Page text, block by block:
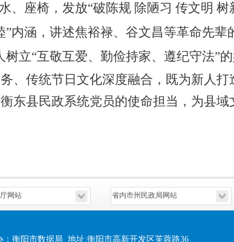
、座椅，发放“破陈规 除陋习 传文明
内涵，讲述焦裕禄、谷文昌等革命先辈
立“互敬互爱、勤俭持家、遵纪守法”的
、传统节日文化深度融合，既为新人打
东县民政系统党员的使命担当，为县域
衡阳市数据局 地址:衡阳市高新开发区芙蓉路36